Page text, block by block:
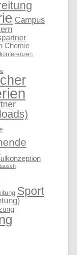
Campus
Chemie
Sport